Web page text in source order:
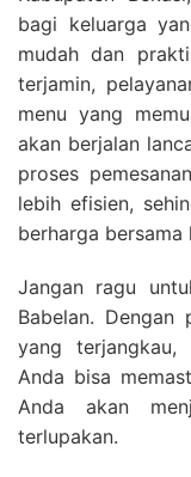
bagi keluarga
mudah dan
terjamin,
menu yang
akan berjalan
proses
lebih efisien,
berharga bersama
Jangan ragu
Babelan. Dengan
yang terjangkau,
Anda bisa
Anda akan
terlupakan.